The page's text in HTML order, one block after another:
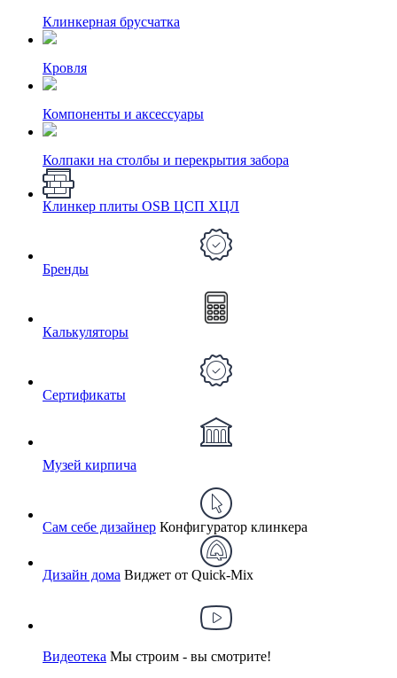
Клинкерная брусчатка
Кровля
Компоненты и аксессуары
Колпаки на столбы и перекрытия забора
Клинкер плиты OSB ЦСП ХЦЛ
Бренды
Калькуляторы
Сертификаты
Музей кирпича
Сам себе дизайнер Конфигуратор клинкера
Дизайн дома Виджет от Quick-Mix
Видеотека Мы строим - вы смотрите!